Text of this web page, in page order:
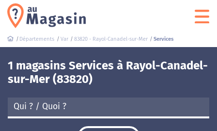
Départements Var 83820 - Rayol-Canadel-sur-Mer Services
1 magasins Services à Rayol-Canadel-
sur-Mer (83820)